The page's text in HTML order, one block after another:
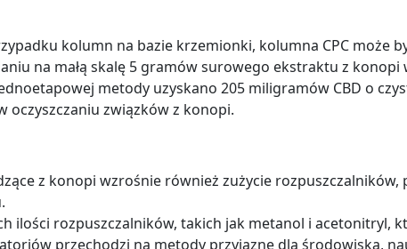
kolumn na bazie krzemionki, kolumna CPC może
na małą skalę 5 gramów surowego ekstraktu z
metody uzyskano 205 miligramów CBD o
oczyszczaniu związków z konopi.
z konopi wzrośnie również zużycie rozpuszczalników,
ilości rozpuszczalników, takich jak metanol i acetonitryl,
przechodzi na metody przyjazne dla środowiska,